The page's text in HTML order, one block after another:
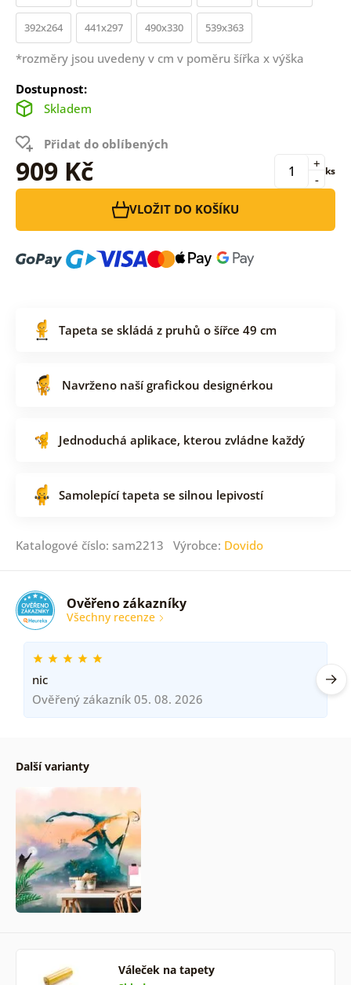
392x264 441x297 490x330 539x363
*rozměry jsou uvedeny v cm v poměru šířka x výška
Dostupnost:
Skladem
Přidat do oblíbených
909 Kč -
+ ks
VLOŽIT DO KOŠÍKU
Tapeta se skládá z pruhů o šířce 49 cm
Navrženo naší grafickou designérkou
Jednoduchá aplikace, kterou zvládne každý
Samolepící tapeta se silnou lepivostí
Katalogové číslo: sam2213 Výrobce: Dovido
Ověřeno zákazníky
Všechny recenze
nic
Ověřený zákazník 05. 08. 2026
Další varianty
Váleček na tapety